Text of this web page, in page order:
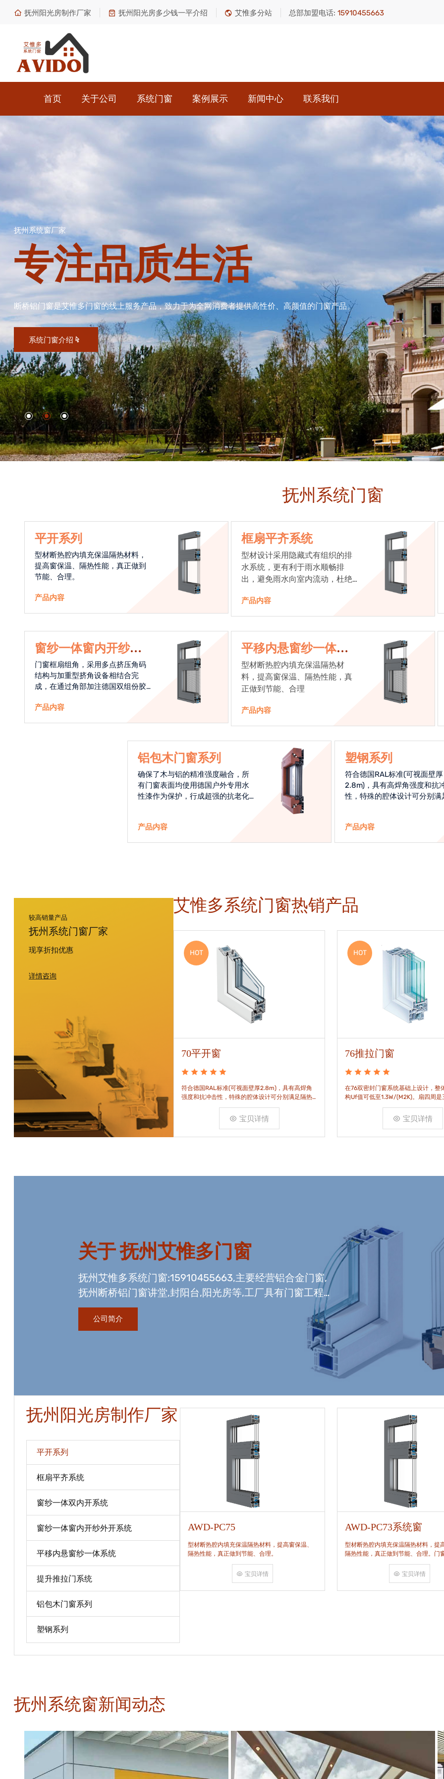
抚州阳光房制作厂家 抚州阳光房多少钱一平介绍 艾惟多分站 总部加盟电话: 15910455663
首页 关于公司 系统门窗 案例展示 新闻中心 联系我们
抚州系统窗厂家
专注品质生活
断桥铝门窗是艾惟多门窗的线上服务产品，致力于为全网消费者提供高性价、高颜值的门窗产品。
系统门窗介绍
抚州系统门窗
平开系列
型材断热腔内填充保温隔热材料，
提高窗保温、隔热性能，真正做到
节能、合理。
产品内容
框扇平齐系统
型材设计采用隐藏式有组织的排
水系统，更有利于雨水顺畅排
出，避免雨水向室内流动，杜绝
产品内容
窗纱一体窗内开纱外
开系统
门窗框扇组角，采用多点挤压角码
结构与加重型挤角设备相结合完
成，在通过角部加注德国双组份胶
强度，促使窗使用寿命提升5-10
产品内容
平移内悬窗纱一体系
统
型材断热腔内填充保温隔热材
料，提高窗保温、隔热性能，真
正做到节能、合理
产品内容
铝包木门窗系列
确保了木与铝的精准强度融合，所
有门窗表面均使用德国户外专用水
性漆作为保护，行成超强的抗老化
产品内容
塑钢系列
符合德国RAL标准(可视面壁厚
2.8m)，具有高焊角强度和抗
性，特殊的腔体设计可分别满
产品内容
较高销量产品
抚州系统门窗厂家
现享折扣优惠
详情咨询
艾惟多系统门窗热销产品
HOT
88平开窗
88平开窗是门窗技术新时代的门窗系统。可实现较
大的阳光进入并获得更多的太阳能，良好的操作及
可靠的功能。保养方便，牢固耐用。
宝贝详情
HOT
70平开窗
符合德国RAL标准(可视面壁厚2.8m)，具有高焊角
强度和抗冲击性，特殊的腔体设计可分别满足隔热
和刚性的要求。
宝贝详情
HOT
76推拉门窗
在76双密封门窗系统基础上设计，整
构Uf值可低至1.3W/(M2K)。扇四周是
构，采用高品质EPDM胶条，实现气
宝贝详情
关于抚州艾惟多门窗
抚州艾惟多系统门窗:15910455663,主要经营铝合金门窗,
抚州断桥铝门窗讲堂,封阳台,阳光房等,工厂具有门窗工程
资质,玻璃幕墙工程资质,国内门窗组装生产线,及中空玻璃
生产线。
公司简介
抚州阳光房制作厂家
平开系列
框扇平齐系统
窗纱一体双内开系统
窗纱一体窗内开纱外开系统
平移内悬窗纱一体系统
提升推拉门系统
铝包木门窗系列
塑钢系列
AWD-PC80
隔热性能，真正做到节能、合理。
宝贝详情
AWD-PC75
型材断热腔内填充保温隔热材料，提高窗保温、
隔热性能，真正做到节能、合理。
宝贝详情
AWD-PC73系统窗
型材断热腔内填充保温隔热材料，提
隔热性能，真正做到节能、合理。门
角，采用多点挤压角码结构与加重型
结合完成，在通过角部加注德国双组
宝贝详情
抚州系统窗新闻动态